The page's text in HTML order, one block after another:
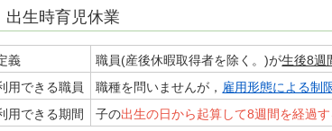
出生時育児休業
義 職員(産後休暇取得者を除く。)が生後8週
用できる職員
職種を問いませんが， 雇用形態による制
用できる期間
子の出生の日から起算して8週間を経過